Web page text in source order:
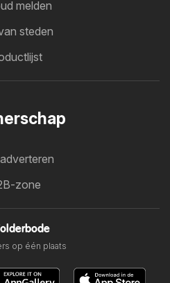
melden
steden
zone
op één plaats